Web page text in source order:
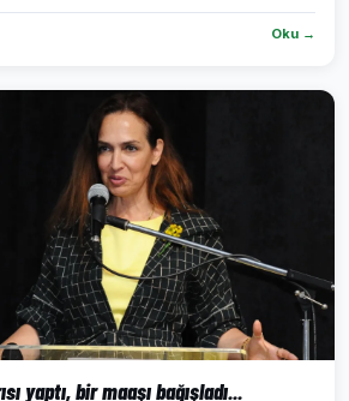
Oku →
yaptı, bir maaşı bağışladı...